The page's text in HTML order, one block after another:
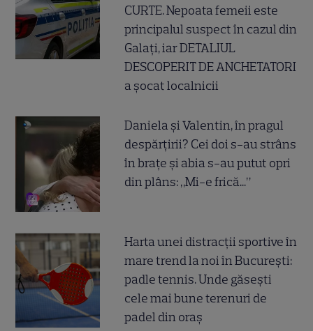
CURTE. Nepoata femeii este
principalul suspect în cazul din
Galați, iar DETALIUL
DESCOPERIT DE ANCHETATORI
a șocat localnicii
Daniela și Valentin, în pragul
despărțirii? Cei doi s-au strâns
în brațe și abia s-au putut opri
din plâns: „Mi-e frică...”
Harta unei distracții sportive în
mare trend la noi în București:
padle tennis. Unde găsești
cele mai bune terenuri de
padel din oraș